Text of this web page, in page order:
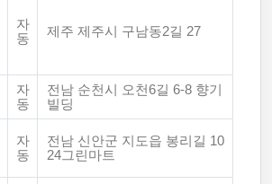
자
동
제주 제주시 구남동2길 27
자
동
전남 순천시 오천6길 6-8 향기
빌딩
자
동
전남 신안군 지도읍 봉리길 10
24그린마트